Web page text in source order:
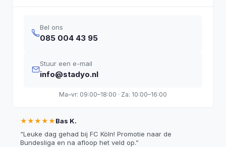
Bel ons
085 004 43 95
Stuur een e-mail
info@stadyo.nl
Ma–vr: 09:00–18:00 · Za: 10:00–16:00
★★★★★Bas K.
“Leuke dag gehad bij FC Köln! Promotie naar de
Bundesliga en na afloop het veld op.”